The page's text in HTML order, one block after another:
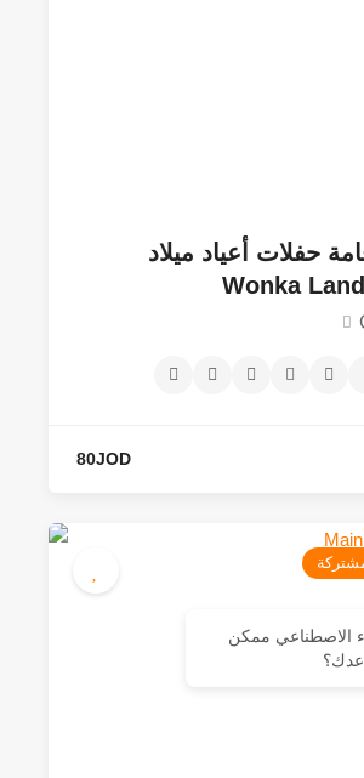
حفلات أعياد ميلاد
الاصطناعي ممكن